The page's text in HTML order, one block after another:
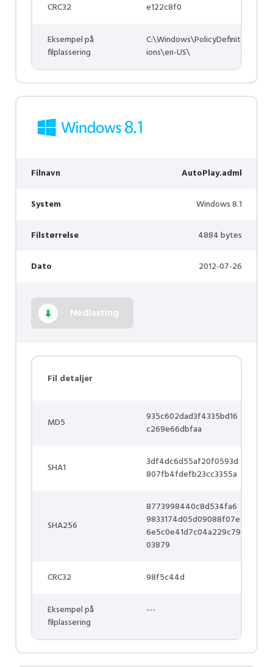
CRC32 e122c8f0
Eksempel på
filplassering
C:\Windows\PolicyDefinit
ions\en-US\
Filnavn AutoPlay.adml
System Windows 8.1
Filstørrelse 4884 bytes
Dato 2012-07-26
Nedlasting
Fil detaljer
MD5
935c602dad3f4335bd16
c269e66dbfaa
SHA1
3df4dc6d55af20f0593d
807fb4fdefb23cc3355a
SHA256
8773998440c8d534fa6
9833174d05d09088f07e
6e5c0e41d7c04a229c79
03879
CRC32 98f5c44d
Eksempel på
filplassering
---